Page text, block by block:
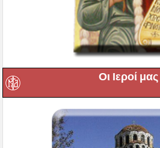
Οι Ιεροί